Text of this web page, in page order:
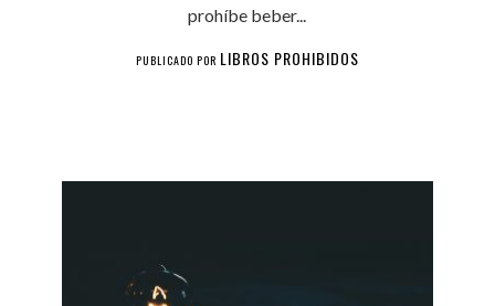
prohíbe beber...
PUBLICADO POR LIBROS PROHIBIDOS